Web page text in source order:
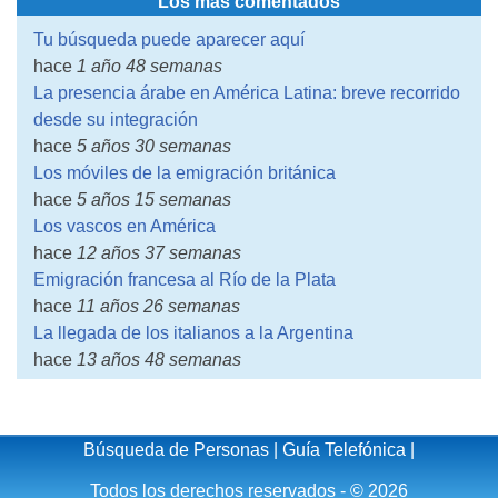
Tu búsqueda puede aparecer aquí
hace 1 año 48 semanas
La presencia árabe en América Latina: breve recorrido
desde su integración
hace 5 años 30 semanas
Los móviles de la emigración británica
hace 5 años 15 semanas
Los vascos en América
hace 12 años 37 semanas
Emigración francesa al Río de la Plata
hace 11 años 26 semanas
La llegada de los italianos a la Argentina
hace 13 años 48 semanas
Búsqueda de Personas Guía Telefónica
Todos los derechos reservados - © 2026